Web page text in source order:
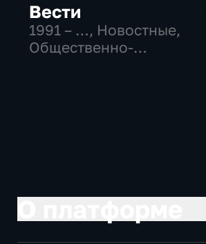
Вести
1991 – …, Новостные,
Общественно-